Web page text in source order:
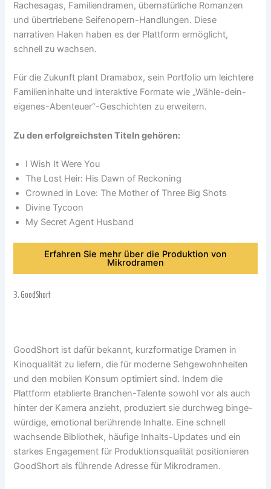
Rachesagas, Familiendramen, übernatürliche Romanzen
und übertriebene Seifenopern-Handlungen. Diese
narrativen Haken haben es der Plattform ermöglicht,
schnell zu wachsen.
Für die Zukunft plant Dramabox, sein Portfolio um leichtere
Familieninhalte und interaktive Formate wie „Wähle-dein-
eigenes-Abenteuer“-Geschichten zu erweitern.
Zu den erfolgreichsten Titeln gehören:
I Wish It Were You
The Lost Heir: His Dawn of Reckoning
Crowned in Love: The Mother of Three Big Shots
Divine Tycoon
My Secret Agent Husband
Erfahren Sie mehr über die Produktion von
Mikrodramen
3. GoodShort
GoodShort ist dafür bekannt, kurzformatige Dramen in
Kinoqualität zu liefern, die für moderne Sehgewohnheiten
und den mobilen Konsum optimiert sind. Indem die
Plattform etablierte Branchen-Talente sowohl vor als auch
hinter der Kamera anzieht, produziert sie durchweg binge-
würdige, emotional berührende Inhalte. Eine schnell
wachsende Bibliothek, häufige Inhalts-Updates und ein
starkes Engagement für Produktionsqualität positionieren
GoodShort als führende Adresse für Mikrodramen.